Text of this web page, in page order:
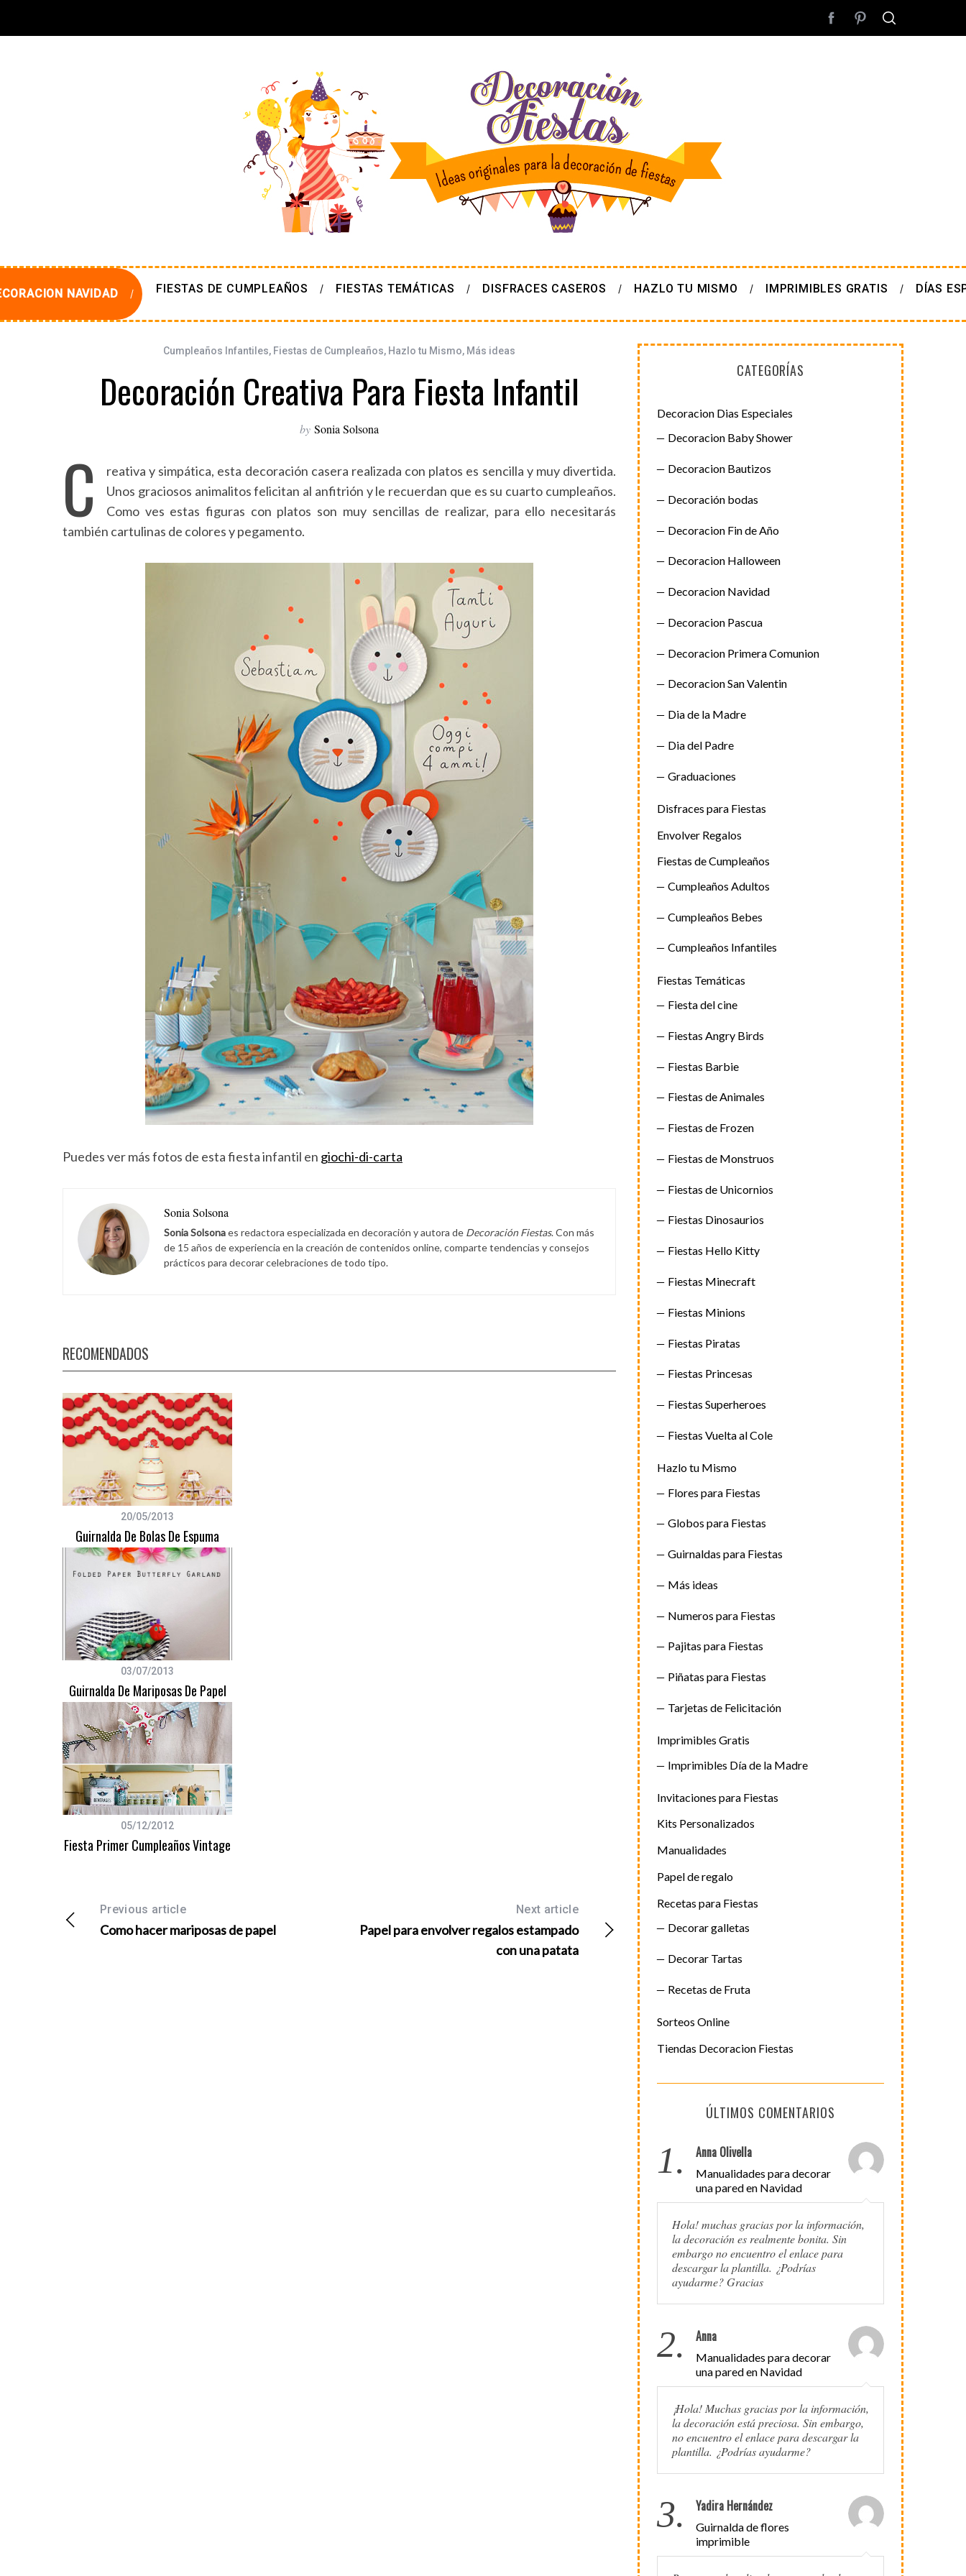
NAVIDAD FIESTAS DE CUMPLEAÑOS FIESTAS TEMÁTICAS DISFRACES CASEROS HAZLO TU MISMO IMPRIMIBLES GRATIS DÍAS
Cumpleaños Infantiles, Fiestas de Cumpleaños, Hazlo tu Mismo, Más ideas
Decoración Creativa Para Fiesta Infantil
by Sonia Solsona
C
reativa y simpática, esta decoración casera realizada con platos es sencilla y muy divertida.
Unos graciosos animalitos felicitan al anfitrión y le recuerdan que es su cuarto cumpleaños.
Como ves estas figuras con platos son muy sencillas de realizar, para ello necesitarás
también cartulinas de colores y pegamento.
Puedes ver más fotos de esta fiesta infantil en giochi-di-carta
Sonia Solsona
Sonia Solsonaes redactora especializada en decoración y autora de Decoración Fiestas. Con más
de 15 años de experiencia en la creación de contenidos online, comparte tendencias y consejos
prácticos para decorar celebraciones de todo tipo.
RECOMENDADOS
20/05/2013
Guirnalda De Bolas De Espuma
03/07/2013
Guirnalda De Mariposas De Papel
05/12/2012
Fiesta Primer Cumpleaños Vintage
Previous article
Como hacer mariposas de papel
Next article
Papel para envolver regalos estampado
con una patata
CATEGORÍAS
Decoracion Dias Especiales
Decoracion Baby Shower
Decoracion Bautizos
Decoración bodas
Decoracion Fin de Año
Decoracion Halloween
Decoracion Navidad
Decoracion Pascua
Decoracion Primera Comunion
Decoracion San Valentin
Dia de la Madre
Dia del Padre
Graduaciones
Disfraces para Fiestas
Envolver Regalos
Fiestas de Cumpleaños
Cumpleaños Adultos
Cumpleaños Bebes
Cumpleaños Infantiles
Fiestas Temáticas
Fiesta del cine
Fiestas Angry Birds
Fiestas Barbie
Fiestas de Animales
Fiestas de Frozen
Fiestas de Monstruos
Fiestas de Unicornios
Fiestas Dinosaurios
Fiestas Hello Kitty
Fiestas Minecraft
Fiestas Minions
Fiestas Piratas
Fiestas Princesas
Fiestas Superheroes
Fiestas Vuelta al Cole
Hazlo tu Mismo
Flores para Fiestas
Globos para Fiestas
Guirnaldas para Fiestas
Más ideas
Numeros para Fiestas
Pajitas para Fiestas
Piñatas para Fiestas
Tarjetas de Felicitación
Imprimibles Gratis
Imprimibles Día de la Madre
Invitaciones para Fiestas
Kits Personalizados
Manualidades
Papel de regalo
Recetas para Fiestas
Decorar galletas
Decorar Tartas
Recetas de Fruta
Sorteos Online
Tiendas Decoracion Fiestas
ÚLTIMOS COMENTARIOS
1. Anna Olivella
Manualidades para decorar
una pared en Navidad
Hola! muchas gracias por la información,
la decoración es realmente bonita. Sin
embargo no encuentro el enlace para
descargar la plantilla. ¿Podrías
ayudarme? Gracias
2. Anna
Manualidades para decorar
una pared en Navidad
¡Hola! Muchas gracias por la información,
la decoración está preciosa. Sin embargo,
no encuentro el enlace para descargar la
plantilla. ¿Podrías ayudarme?
3. Yadira Hernández
Guirnalda de flores
imprimible
S
a
r
c
h
f
o
r
: